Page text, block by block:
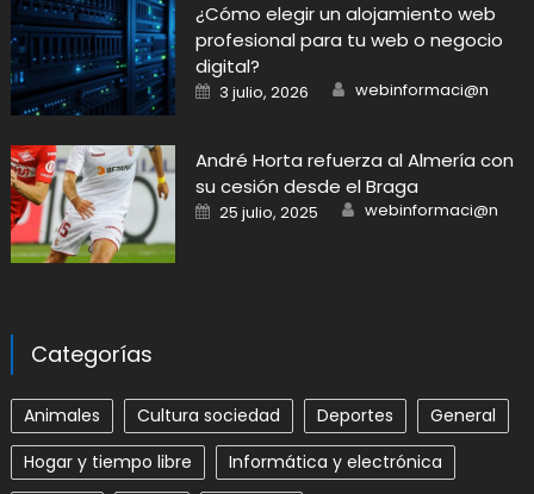
​¿Cómo elegir un alojamiento web
profesional para tu web o negocio
digital?
Posted
on
3 julio, 2026 Author
webinformaci@n
André Horta refuerza al Almería con
su cesión desde el Braga
Posted
on
25 julio, 2025 Author
webinformaci@n
Categorías
Animales Cultura sociedad Deportes
General
Hogar y tiempo libre
Informática y electrónica